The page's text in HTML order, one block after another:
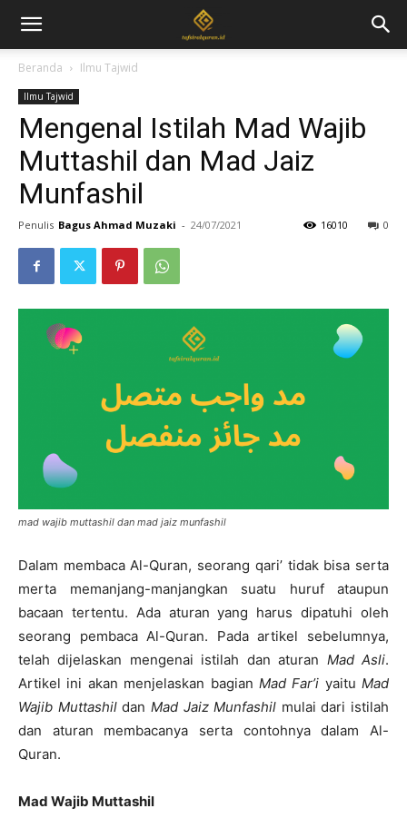
Beranda Ilmu Tajwid
Ilmu Tajwid
Mengenal Istilah Mad Wajib
Muttashil dan Mad Jaiz
Munfashil
Penulis Bagus Ahmad Muzaki - 24/07/2021 0
16010
mad wajib muttashil dan mad jaiz munfashil
Dalam membaca Al-Quran, seorang qari’ tidak bisa serta
merta memanjang-manjangkan suatu huruf ataupun
bacaan tertentu. Ada aturan yang harus dipatuhi oleh
seorang pembaca Al-Quran. Pada artikel sebelumnya,
telah dijelaskan mengenai istilah dan aturan Mad Asli.
Artikel ini akan menjelaskan bagian Mad Far’i yaitu Mad
Wajib Muttashildan Mad Jaiz Munfashil mulai dari istilah
dan aturan membacanya serta contohnya dalam Al-
Quran.
Mad Wajib Muttashil